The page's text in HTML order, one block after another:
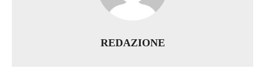
REDAZIONE